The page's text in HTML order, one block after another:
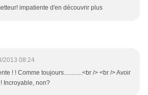
impatiente d'en découvrir plus
2013 08:24
! ! Comme toujours............<br /> <br /> Avoir
Incroyable, non?